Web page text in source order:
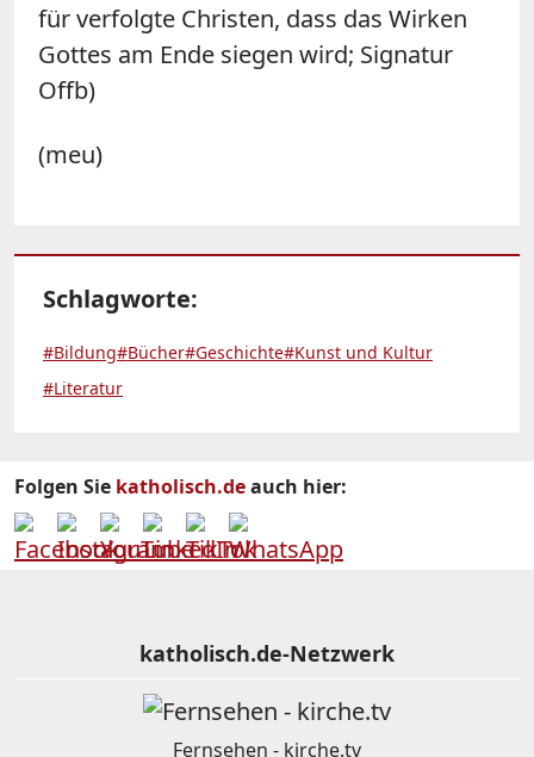
für verfolgte Christen, dass das Wirken
Gottes am Ende siegen wird; Signatur
Offb)
(meu)
Schlagworte:
#Bildung#Bücher#Geschichte#Kunst und Kultur
#Literatur
Folgen Sie katholisch.deauch hier:
katholisch.de-Netzwerk
Fernsehen - kirche.tv